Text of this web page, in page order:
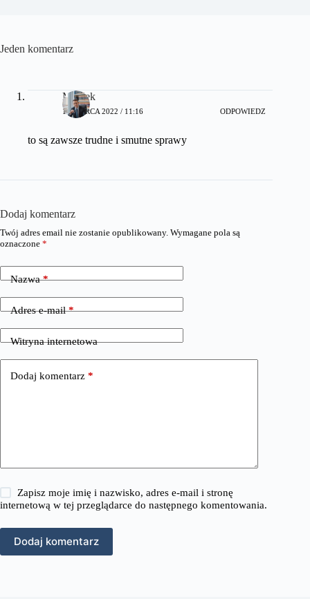
Jeden komentarz
Maniek
18 MARCA 2022 / 11:16 ODPOWIEDZ
to są zawsze trudne i smutne sprawy
Dodaj komentarz
Twój adres email nie zostanie opublikowany. Wymagane pola są
oznaczone *
Nazwa*
Adres e-mail*
Witryna internetowa
Dodaj komentarz *
Zapisz moje imię i nazwisko, adres e-mail i stronę
internetową w tej przeglądarce do następnego komentowania.
Dodaj komentarz